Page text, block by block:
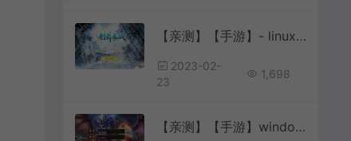
【亲测】【手游】- linux手工端 剑舞龙城+本地更新+本地注册
2023-02-
23
1,698
【亲测】【手游】windows端独家白日门传奇单职业免费版功能无任何限制最新修复攻速麻痹绿毒特戒版